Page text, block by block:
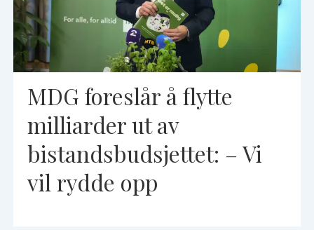
MDG foreslår å flytte
milliarder ut av
bistandsbudsjettet: – Vi
vil rydde opp